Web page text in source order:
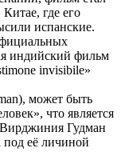
где его
испанские.
индийский фильм
invisibile»
может быть
что является
Гудман
под её личиной